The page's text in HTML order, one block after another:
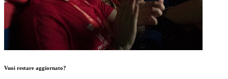
Vuoi restare aggiornato?